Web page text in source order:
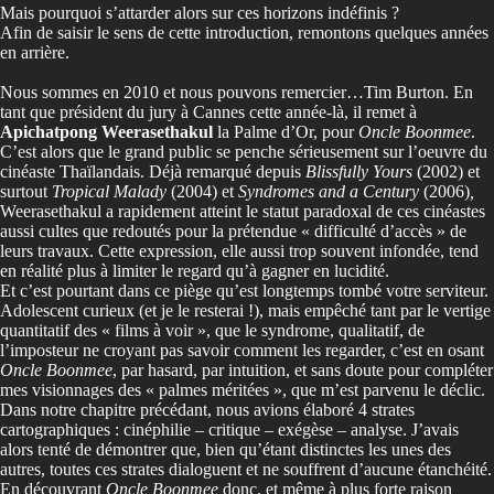
Mais pourquoi s’attarder alors sur ces horizons indéfinis ?
Afin de saisir le sens de cette introduction, remontons quelques années
en arrière.
Nous sommes en 2010 et nous pouvons remercier…Tim Burton. En
tant que président du jury à Cannes cette année-là, il remet à
Apichatpong Weerasethakul la Palme d’Or, pourOncle Boonmee.
C’est alors que le grand public se penche sérieusement sur l’oeuvre du
cinéaste Thaïlandais. Déjà remarqué depuis Blissfully Yours (2002) et
surtout Tropical Malady (2004) et Syndromes and a Century (2006)
Weerasethakul a rapidement atteint le statut paradoxal de ces cinéastes
aussi cultes que redoutés pour la prétendue « difficulté d’accès » de
leurs travaux. Cette expression, elle aussi trop souvent infondée, tend
en réalité plus à limiter le regard qu’à gagner en lucidité.
Et c’est pourtant dans ce piège qu’est longtemps tombé votre serviteur.
Adolescent curieux (et je le resterai !), mais empêché tant par le vertige
quantitatif des « films à voir », que le syndrome, qualitatif, de
l’imposteur ne croyant pas savoir comment les regarder, c’est en osant
Oncle Boonmee, par hasard, par intuition, et sans doute pour compléter
mes visionnages des « palmes méritées », que m’est parvenu le déclic.
Dans notre chapitre précédant, nous avions élaboré 4 strates
cartographiques : cinéphilie – critique – exégèse – analyse. J’avais
alors tenté de démontrer que, bien qu’étant distinctes les unes des
autres, toutes ces strates dialoguent et ne souffrent d’aucune étanchéité.
En découvrant Oncle Boonmee donc, et même à plus forte raison